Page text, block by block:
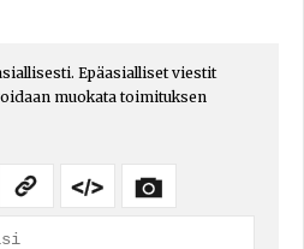
Epäasialliset viestit
muokata toimituksen